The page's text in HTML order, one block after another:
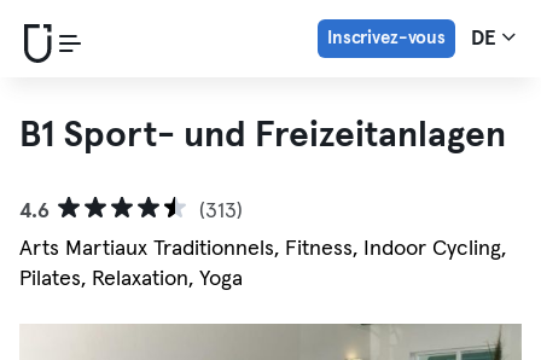
Inscrivez-vous DE
B1 Sport- und Freizeitanlagen
4.6
(313)
Arts Martiaux Traditionnels, Fitness, Indoor Cycling,
Pilates, Relaxation, Yoga